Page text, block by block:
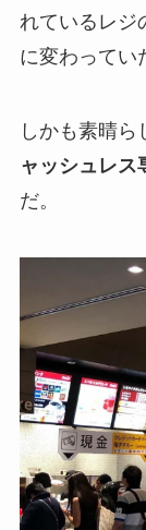
れているレジ
に変わってい
しかも素晴ら
ャッシュレス
だ。